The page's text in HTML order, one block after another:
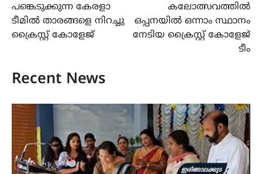
പങ്കെടുക്കുന്ന കേരളാ
ടീമിൽ താരങ്ങളെ നിറച്ചു
ക്രൈസ്റ്റ് കോളേജ്
കലോത്സവത്തിൽ
ഒപ്പനയിൽ ഒന്നാം സ്ഥാനം
നേടിയ ക്രൈസ്റ്റ് കോളേജ്
ടീം
Recent News